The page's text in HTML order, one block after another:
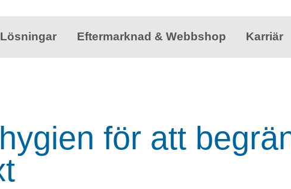
Lösningar Eftermarknad & Webbshop Karriär
för att